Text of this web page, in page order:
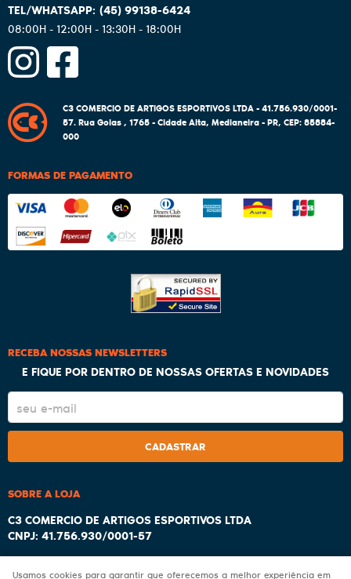
(45)99138-6424
08:00H - 12:00H - 13:30H - 18:00H
C3 COMERCIO DE ARTIGOS ESPORTIVOS LTDA - 41.756.930/0001-
57.Rua Goias , 1765-Cidade Alta, Medianeira-PR, CEP: 85884-
000
FORMAS DE PAGAMENTO
RECEBA NOSSAS NEWSLETTERS
E FIQUE POR DENTRO DE NOSSAS OFERTAS E NOVIDADES
CADASTRAR
SOBRE A LOJA
C3 COMERCIO DE ARTIGOS ESPORTIVOS LTDA
CNPJ: 41.756.930/0001-57
Usamos cookies para garantir que oferecemos a melhor experiência em